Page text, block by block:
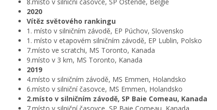
2020
Vítěz světového rankingu
1. místo v silničním závodě, EP Púchov, Slovensko
1. místo v etapovém silničním závodě, EP Lublin, Polsko
7.místo ve scratchi, MS Toronto, Kanada
9.místo v 3 km, MS Toronto, Kanada
2019
4.místo v silničním závodě, MS Emmen, Holandsko
6.místo v silniční časovce, MS Emmen, Holandsko
2.místo v silničním závodě, SP Baie Comeau, Kanada